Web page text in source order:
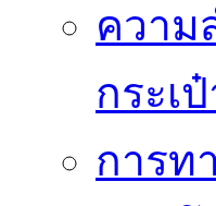
ความ
กระเ
การท